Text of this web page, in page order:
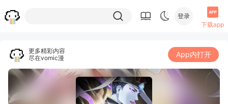
登录
下载app
更多精彩内容
尽在vomic漫
App内打开